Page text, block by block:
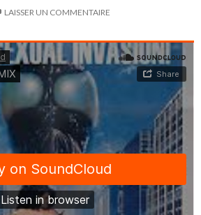
LAISSER UN COMMENTAIRE